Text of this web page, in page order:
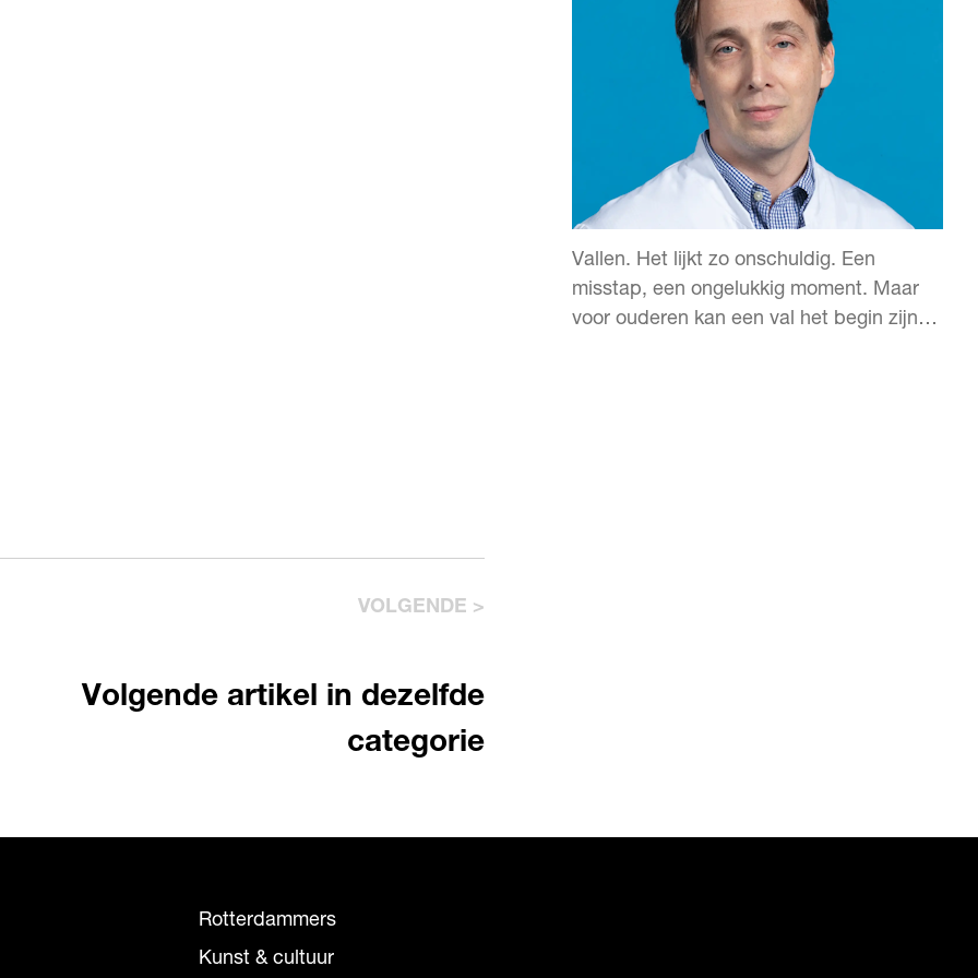
Vallen. Het lijkt zo onschuldig. Een
misstap, een ongelukkig moment. Maar
voor ouderen kan een val het begin zijn
VOLGENDE >
Volgende artikel in dezelfde
categorie
Rotterdammers
Kunst & cultuur